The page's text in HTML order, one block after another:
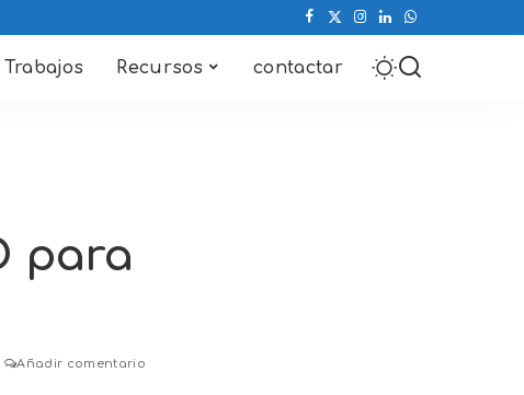
Trabajos Recursos contactar
para
Añadir comentario